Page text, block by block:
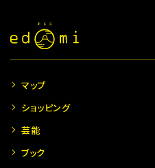
マップ
ショッピング
芸能
ブック